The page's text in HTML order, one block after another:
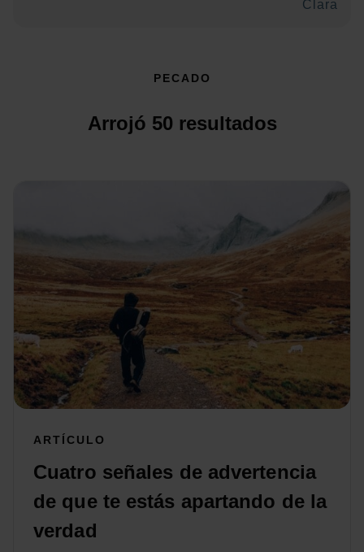
Clara
PECADO
Arrojó 50 resultados
ARTÍCULO
Cuatro señales de advertencia
de que te estás apartando de la
verdad